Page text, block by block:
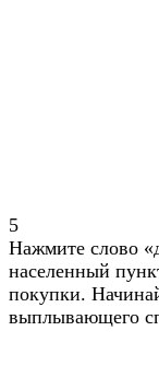
5
Нажмите слово
населенный
покупки.
выплывающего